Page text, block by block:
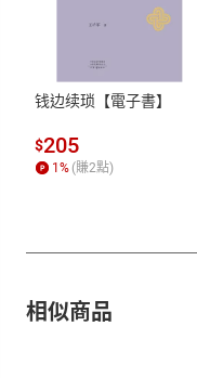
付款方式
ATM轉帳、信用
钱边续琐【電子書】
$205
1 % (賺2點)
相似商品